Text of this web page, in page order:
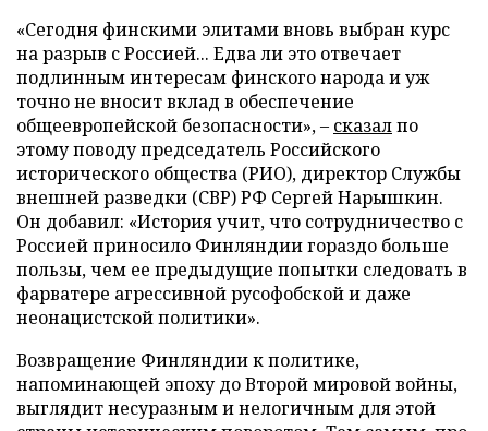
«Сегодня финскими элитами вновь выбран курс
на разрыв с Россией... Едва ли это отвечает
подлинным интересам финского народа и уж
точно не вносит вклад в обеспечение
общеевропейской безопасности», – сказалпо
этому поводу председатель Российского
исторического общества (РИО), директор Службы
внешней разведки (СВР) РФ Сергей Нарышкин.
Он добавил: «История учит, что сотрудничество с
Россией приносило Финляндии гораздо больше
пользы, чем ее предыдущие попытки следовать в
фарватере агрессивной русофобской и даже
неонацистской политики».
Возвращение Финляндии к политике,
напоминающей эпоху до Второй мировой войны,
выглядит несуразным и нелогичным для этой